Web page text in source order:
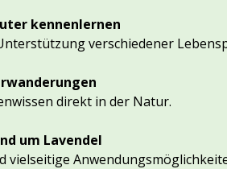
kennenlernen
verschiedener
direkt in der Natur.
um Lavendel
vielseitige